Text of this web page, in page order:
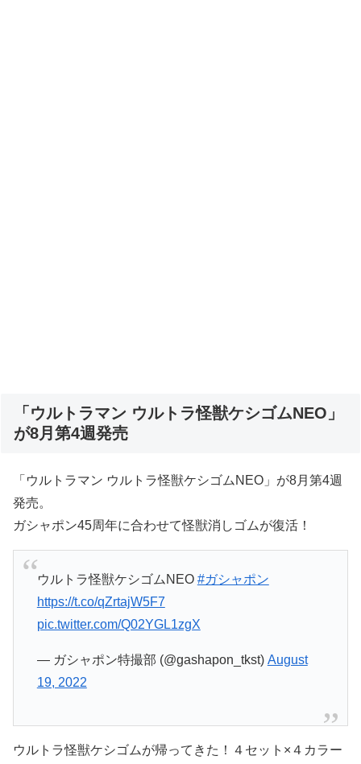
「ウルトラマン ウルトラ怪獣ケシゴムNEO」
が8月第4週発売
「ウルトラマン ウルトラ怪獣ケシゴムNEO」が8月第4週
発売。
ガシャポン45周年に合わせて怪獣消しゴムが復活！
ウルトラ怪獣ケシゴムNEO #ガシャポン
https://t.co/qZrtajW5F7
pic.twitter.com/Q02YGL1zgX
— ガシャポン特撮部 (@gashapon_tkst) August
19, 2022
ウルトラ怪獣ケシゴムが帰ってきた！４セット×４カラー